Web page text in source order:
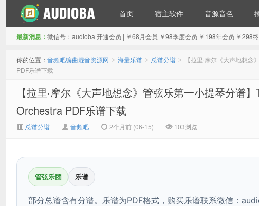
首页 宿主软件 音源音色
最新消息： 微信号：audioba 开通会员 | ￥68月会员 ￥98季度会员 ￥198年会员 ￥298
你的位置： 音频吧编曲混音资源网 > 海量乐谱 > 总谱分谱 >
【拉里·摩尔《大声地想
PDF乐谱下载
【拉里·摩尔《大声地想念》管弦乐第一小提琴分谱
Orchestra PDF乐谱下载
总谱分谱 音频吧 2个月前 (06-15) 103浏览
管弦乐团 乐谱
部分总谱含有分谱。乐谱为PDF格式，购买乐谱联系微信：